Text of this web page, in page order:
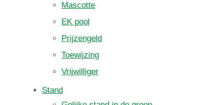
Mascotte
EK pool
Prijzengeld
Toewijzing
Vrijwilliger
Stand